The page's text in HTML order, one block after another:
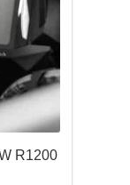
R1200